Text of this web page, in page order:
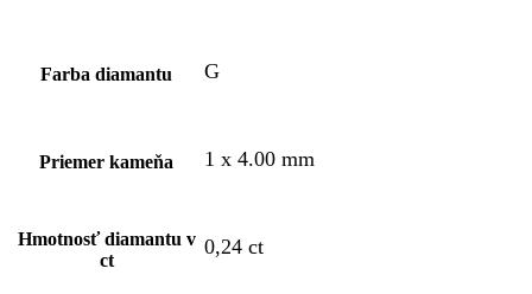
Farba diamantu G
Priemer kameňa 1 x 4.00 mm
Hmotnosť diamantu v
ct
0,24 ct